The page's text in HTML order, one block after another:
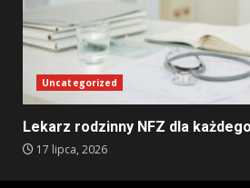
Uncategorized
Lekarz rodzinny NFZ dla
17 lipca, 2026